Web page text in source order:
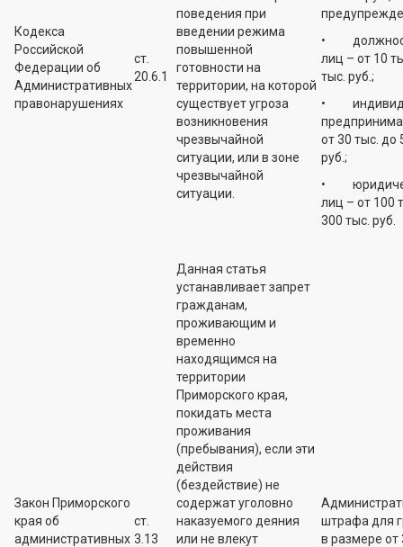
Кодекса
Российской
Федерации об
Административных
правонарушениях
ст.
20.6.1
поведения при
введении режима
повышенной
готовности на
территории, на которой
существует угроза
возникновения
чрезвычайной
ситуации, или в зоне
чрезвычайной
ситуации.
•
лиц – от 10
тыс. руб.;
•
от 30 тыс. до
руб.;
•
лиц – от 100
300 тыс. руб.
Закон Приморского
края об
административных
ст.
3.13
Данная статья
устанавливает запрет
гражданам,
проживающим и
временно
находящимся на
территории
Приморского края,
покидать места
проживания
(пребывания), если эти
действия
(бездействие) не
содержат уголовно
наказуемого деяния
или не влекут
штрафа для
в размере от